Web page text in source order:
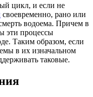
цикл, и если не
своевременно, рано или
водоема. Причем в
эти процессы
Таким образом, если
в их изначальном
таковые.